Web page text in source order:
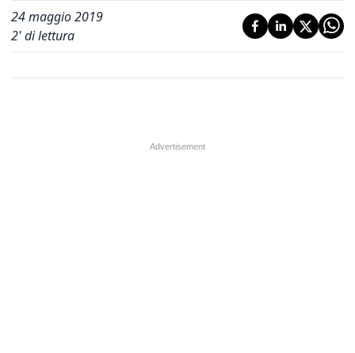
24 maggio 2019
2' di lettura